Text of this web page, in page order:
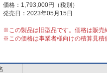
価格：1,793,000円（税別）
発売日：2023年05月15日
※この製品は旧型品です。価格は販売
※この価格は事業者様向けの積算見積